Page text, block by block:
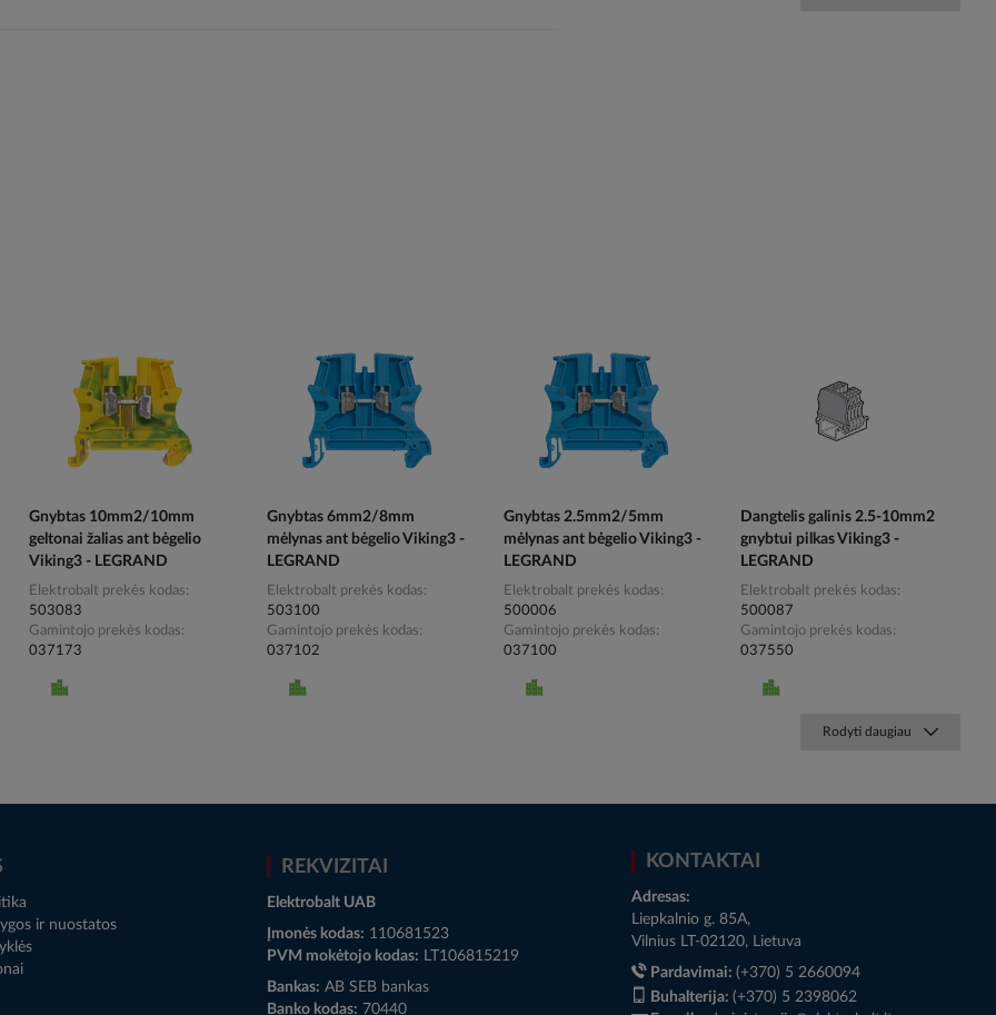
Gnybtas 10mm2/10mm
geltonai žalias ant bėgelio
Viking3 - LEGRAND
Elektrobalt prekės kodas
503083
Gamintojo prekės kodas
037173
Gnybtas 6mm2/8mm
mėlynas ant bėgelio Viking3 -
LEGRAND
Elektrobalt prekės kodas
503100
Gamintojo prekės kodas
037102
Gnybtas 2.5mm2/5mm
mėlynas ant bėgelio Viking3 -
LEGRAND
Elektrobalt prekės kodas
500006
Gamintojo prekės kodas
037100
Dangtelis galinis 2.5-10mm2
gnybtui pilkas Viking3 -
LEGRAND
Elektrobalt prekės kodas
500087
Gamintojo prekės kodas
037550
Rodyti daugiau
ir nuostatos
REKVIZITAI
Elektrobalt UAB
Įmonės kodas: 110681523
PVM mokėtojo kodas: LT106815219
Bankas: AB SEB bankas
Banko kodas: 70440
KONTAKTAI
Adresas:
Liepkalnio g. 85A,
Vilnius LT-02120, Lietuva
Pardavimai: (+370) 5 2660094
Buhalterija: (+370) 5 2398062